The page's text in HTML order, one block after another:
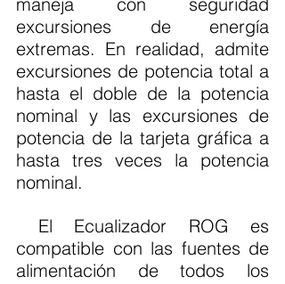
excursiones de energía
extremas. En realidad, admite
excursiones de potencia total a
hasta el doble de la potencia
nominal y las excursiones de
potencia de la tarjeta gráfica a
hasta tres veces la potencia
nominal.
compatible con las fuentes de
alimentación de todos los